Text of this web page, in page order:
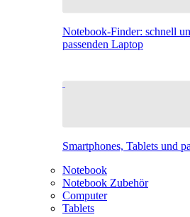
Notebook-Finder: schnell
passenden Laptop
Smartphones, Tablets und
Notebook
Notebook Zubehör
Computer
Tablets